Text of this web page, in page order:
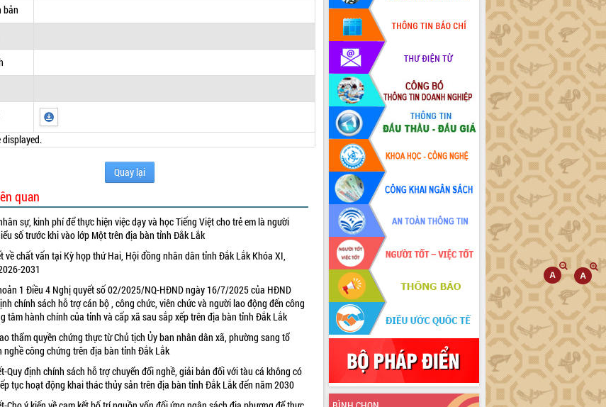
bản
displayed.
Quay lại
quan
sự, kinh phí để thực hiện việc dạy và học Tiếng Việt cho trẻ em là người
số trước khi vào lớp Một trên địa bàn tỉnh Đắk Lắk
về chất vấn tại Kỳ họp thứ Hai, Hội đồng nhân dân tỉnh Đắk Lắk Khóa XI,
2031
1 Điều 4 Nghị quyết số 02/2025/NQ-HĐND ngày 16/7/2025 của HĐND
chính sách hỗ trợ cán bộ , công chức, viên chức và người lao động đến công
tâm hành chính của tỉnh và cấp xã sau sắp xếp trên địa bàn tỉnh Đắk Lắk
thẩm quyền chứng thực từ Chủ tịch Ủy ban nhân dân xã, phường sang tổ
nghề công chứng trên địa bàn tỉnh Đắk Lắk
Quy định chính sách hỗ trợ chuyển đổi nghề, giải bản đối với tàu cá không có
tục hoạt động khai thác thủy sản trên địa bàn tỉnh Đắk Lắk đến năm 2030